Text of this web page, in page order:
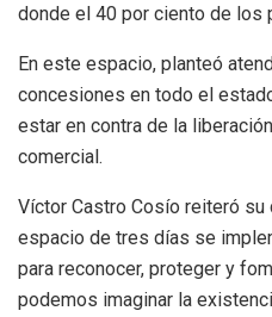
donde el 40 por ciento de los
En este espacio, planteó
concesiones en todo el
estar en contra de la
comercial.
Víctor Castro Cosío reiteró su
espacio de tres días se
para reconocer, proteger y
podemos imaginar la